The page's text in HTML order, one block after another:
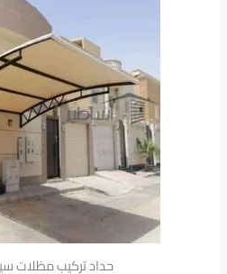
حداد تركيب مظلات